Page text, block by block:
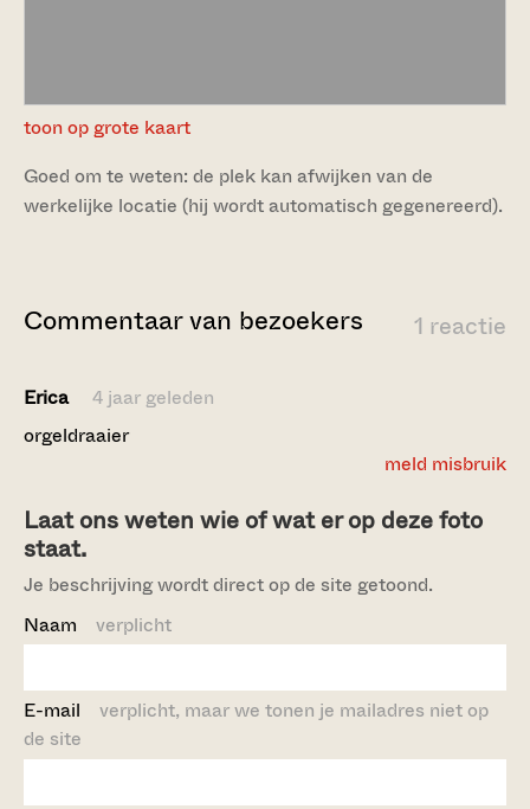
toon op grote kaart
Goed om te weten: de plek kan afwijken van de
werkelijke locatie (hij wordt automatisch gegenereerd).
1 reactie
Commentaar van bezoekers
Erica
4 jaar geleden
orgeldraaier
meld misbruik
Laat ons weten wie of wat er op deze foto
staat.
Je beschrijving wordt direct op de site getoond.
Naam verplicht
E-mail verplicht, maar we tonen je mailadres niet op
de site